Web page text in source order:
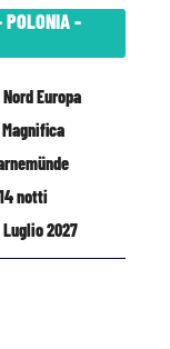
POLONIA -
Nord Europa
Magnifica
14 notti
2027